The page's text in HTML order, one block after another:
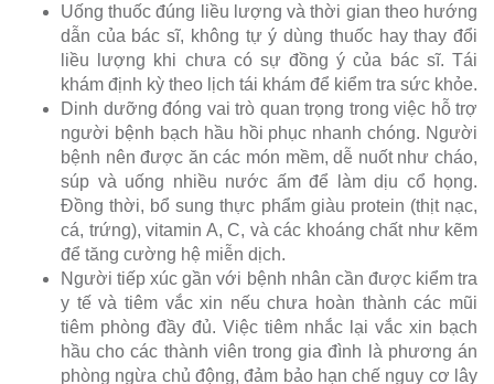
Uống thuốc đúng liều lượng và thời gian theo hướng
dẫn của bác sĩ, không tự ý dùng thuốc hay thay đổi
liều lượng khi chưa có sự đồng ý của bác sĩ. Tái
khám định kỳ theo lịch tái khám để kiểm tra sức khỏe.
Dinh dưỡng đóng vai trò quan trọng trong việc hỗ trợ
người bệnh bạch hầu hồi phục nhanh chóng. Người
bệnh nên được ăn các món mềm, dễ nuốt như cháo,
súp và uống nhiều nước ấm để làm dịu cổ họng.
Đồng thời, bổ sung thực phẩm giàu protein (thịt nạc,
cá, trứng), vitamin A, C, và các khoáng chất như kẽm
để tăng cường hệ miễn dịch.
Người tiếp xúc gần với bệnh nhân cần được kiểm tra
y tế và tiêm vắc xin nếu chưa hoàn thành các mũi
tiêm phòng đầy đủ. Việc tiêm nhắc lại vắc xin bạch
hầu cho các thành viên trong gia đình là phương án
phòng ngừa chủ động, đảm bảo hạn chế nguy cơ lây